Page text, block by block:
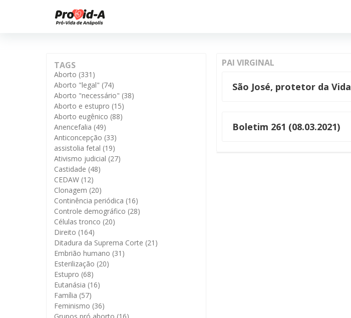
TAGS
Aborto (331)
Aborto "legal" (74)
Aborto "necessário" (38)
Aborto e estupro (15)
Aborto eugênico (88)
Anencefalia (49)
Anticoncepção (33)
assistolia fetal (19)
Ativismo judicial (27)
Castidade (48)
CEDAW (12)
Clonagem (20)
Continência periódica (16)
Controle demográfico (28)
Células tronco (20)
Direito (164)
Ditadura da Suprema Corte (21)
Embrião humano (31)
Esterilização (20)
Estupro (68)
Eutanásia (16)
Família (57)
Feminismo (36)
PAI VIRGINAL
São José, protetor da Vida
Boletim 261 (08.03.2021)